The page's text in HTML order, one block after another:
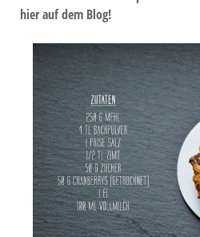
hier auf dem Blog!